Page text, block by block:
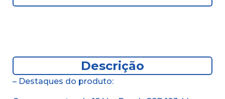
Descrição
– Destaques do produto: